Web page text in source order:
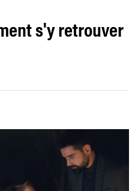
s'y retrouver